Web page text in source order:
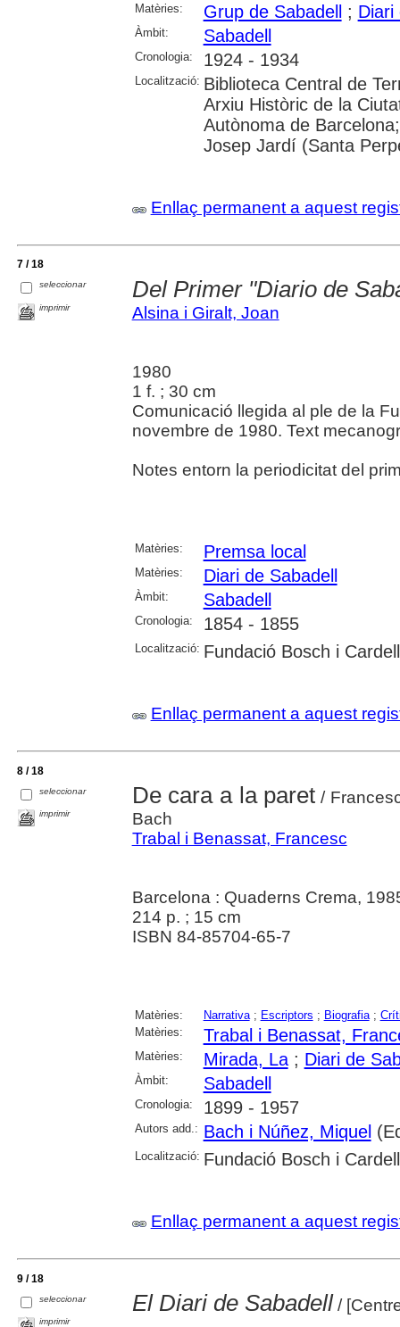
Matèries: Grup de Sabadell; Diari
Àmbit: Sabadell
Cronologia: 1924 - 1934
Localització: Biblioteca Central de
Arxiu Històric de la
Autònoma de
Josep Jardí (Santa
Enllaç permanent a aquest
7 / 18
seleccionar
imprimir
Del Primer "Diario de
Alsina i Giralt, Joan
1980
1 f. ; 30 cm
Comunicació llegida al ple de la
novembre de 1980. Text
Notes entorn la periodicitat del
Matèries: Premsa local
Matèries: Diari de Sabadell
Àmbit: Sabadell
Cronologia: 1854 - 1855
Localització: Fundació Bosch i
Enllaç permanent a aquest
8 / 18
seleccionar
imprimir
De cara a la paret /
Bach
Trabal i Benassat, Francesc
Barcelona : Quaderns Crema,
214 p. ; 15 cm
ISBN 84-85704-65-7
Matèries: Narrativa; Escriptors ; Biografia;
Matèries:
Trabal i Benassat,
Matèries: Mirada, La; Diari de
Àmbit: Sabadell
Cronologia: 1899 - 1957
Autors add.: Bach i Núñez, Miquel
Localització: Fundació Bosch i
Enllaç permanent a aquest
9 / 18
seleccionar
imprimir
El Diari de Sabadell/